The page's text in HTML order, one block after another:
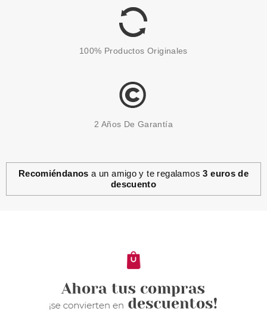
2.55€
CATRICE
4.17€
100% Productos Originales
2 Años De Garantía
Recomiéndanos a un amigo y te regalamos3 euros de
descuento